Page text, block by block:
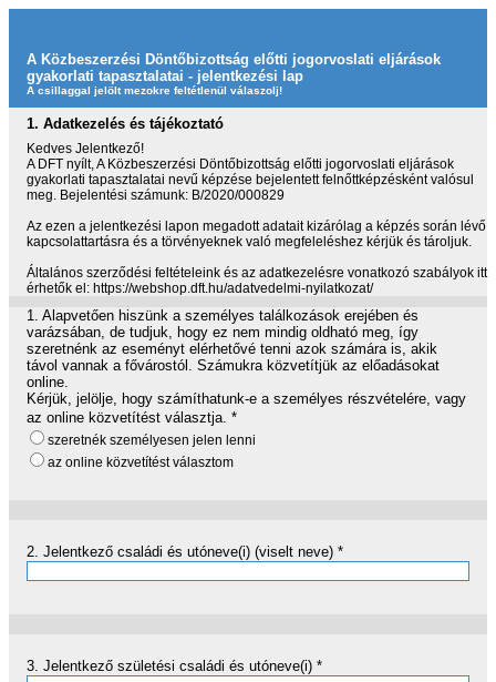
A Közbeszerzési Döntőbizottság előtti jogorvoslati eljárások
gyakorlati tapasztalatai - jelentkezési lap
A csillaggal jelölt mezokre feltétlenül válaszolj!
1. Adatkezelés és tájékoztató
Kedves Jelentkező!
A DFT nyílt, A Közbeszerzési Döntőbizottság előtti jogorvoslati eljárások
gyakorlati tapasztalatai nevű képzése bejelentett felnőttképzésként valósul
meg. Bejelentési számunk: B/2020/000829
Az ezen a jelentkezési lapon megadott adatait kizárólag a képzés során lévő
kapcsolattartásra és a törvényeknek való megfeleléshez kérjük és tároljuk.
Általános szerződési feltételeink és az adatkezelésre vonatkozó szabályok itt
érhetők el: https://webshop.dft.hu/adatvedelmi-nyilatkozat/
1. Alapvetően hiszünk a személyes találkozások erejében és
varázsában, de tudjuk, hogy ez nem mindig oldható meg, így
szeretnénk az eseményt elérhetővé tenni azok számára is, akik
távol vannak a fővárostól. Számukra közvetítjük az előadásokat
online.
Kérjük, jelölje, hogy számíthatunk-e a személyes részvételére, vagy
az online közvetítést választja. *
szeretnék személyesen jelen lenni
az online közvetítést választom
2. Jelentkező családi és utóneve(i) (viselt neve) *
3. Jelentkező születési családi és utóneve(i) *